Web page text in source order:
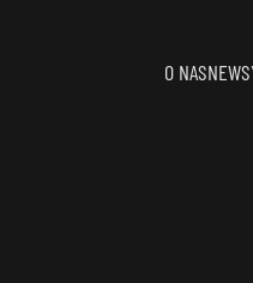
O NAS